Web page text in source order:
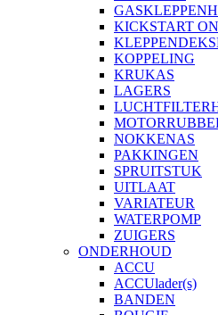
KICKSTART
KOPPELING
KRUKAS
LAGERS
NOKKENAS
PAKKINGEN
SPRUITSTUK
UITLAAT
VARIATEUR
WATERPOMP
ZUIGERS
ONDERHOUD
ACCU
ACCUlader(s)
BANDEN